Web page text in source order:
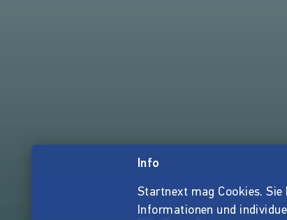
Info
Startnext mag Cookies.
Informationen und